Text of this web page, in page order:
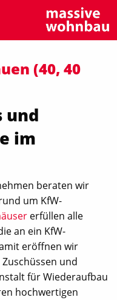
(40, 40
und
im
beraten wir
um KfW-
erfüllen alle
an ein KfW-
eröffnen wir
und
für Wiederaufbau
hochwertigen